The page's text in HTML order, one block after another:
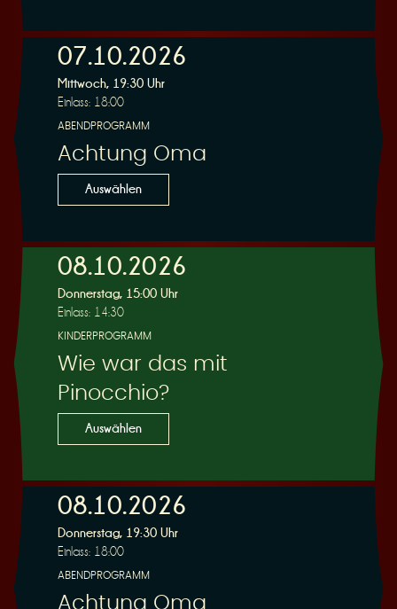
v
i
e
r
u
07.10.2026
Mittwoch, 19:30 Uhr
Einlass: 18:00
ABENDPROGRAMM
Achtung Oma
Auswählen
08.10.2026
Donnerstag, 15:00 Uhr
Einlass: 14:30
KINDERPROGRAMM
Wie war das mit
Pinocchio?
Auswählen
08.10.2026
Donnerstag, 19:30 Uhr
Einlass: 18:00
ABENDPROGRAMM
Achtung Oma